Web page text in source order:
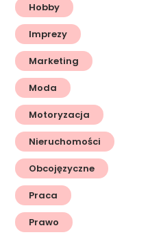
Hobby
Imprezy
Marketing
Moda
Motoryzacja
Nieruchomości
Obcojęzyczne
Praca
Prawo